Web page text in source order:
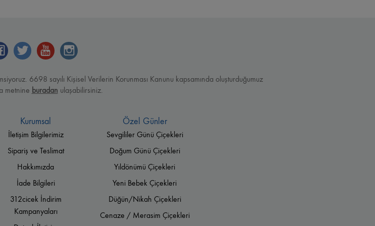
6698 sayılı Kişisel Verilerin Korunması Kanunu kapsamında oluşturduğumuz
metnine buradan ulaşabilirsiniz.
Kurumsal
İletişim Bilgilerimiz
Sipariş ve Teslimat
Hakkımızda
İade Bilgileri
312cicek İndirim
Kampanyaları
Özel Günler
Sevgililer Günü Çiçekleri
Doğum Günü Çiçekleri
Yıldönümü Çiçekleri
Yeni Bebek Çiçekleri
Düğün/Nikah Çiçekleri
Cenaze / Merasim Çiçekleri